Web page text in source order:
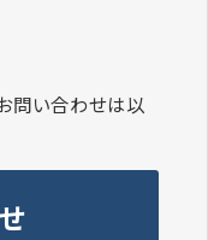
問い合わせは以